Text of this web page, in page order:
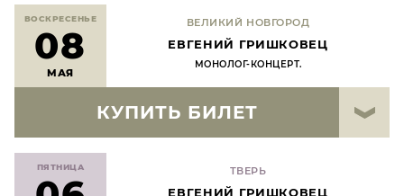
ВОСКРЕСЕНЬЕ
08
МАЯ
ВЕЛИКИЙ НОВГОРОД
ЕВГЕНИЙ ГРИШКОВЕЦ
МОНОЛОГ-КОНЦЕРТ.
КУПИТЬ БИЛЕТ
ПЯТНИЦА ТВЕРЬ
ЕВГЕНИЙ ГРИШКОВЕЦ